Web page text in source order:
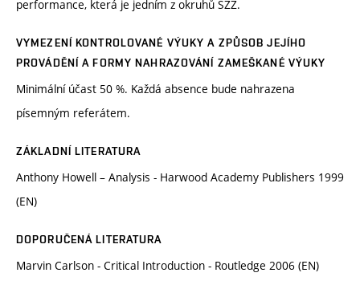
performance, která je jedním z okruhů SZZ.
VYMEZENÍ KONTROLOVANÉ VÝUKY A ZPŮSOB JEJÍHO
PROVÁDĚNÍ A FORMY NAHRAZOVÁNÍ ZAMEŠKANÉ VÝUKY
Minimální účast 50 %. Každá absence bude nahrazena
písemným referátem.
ZÁKLADNÍ LITERATURA
Anthony Howell – Analysis - Harwood Academy Publishers 1999
(EN)
DOPORUČENÁ LITERATURA
Marvin Carlson - Critical Introduction - Routledge 2006 (EN)